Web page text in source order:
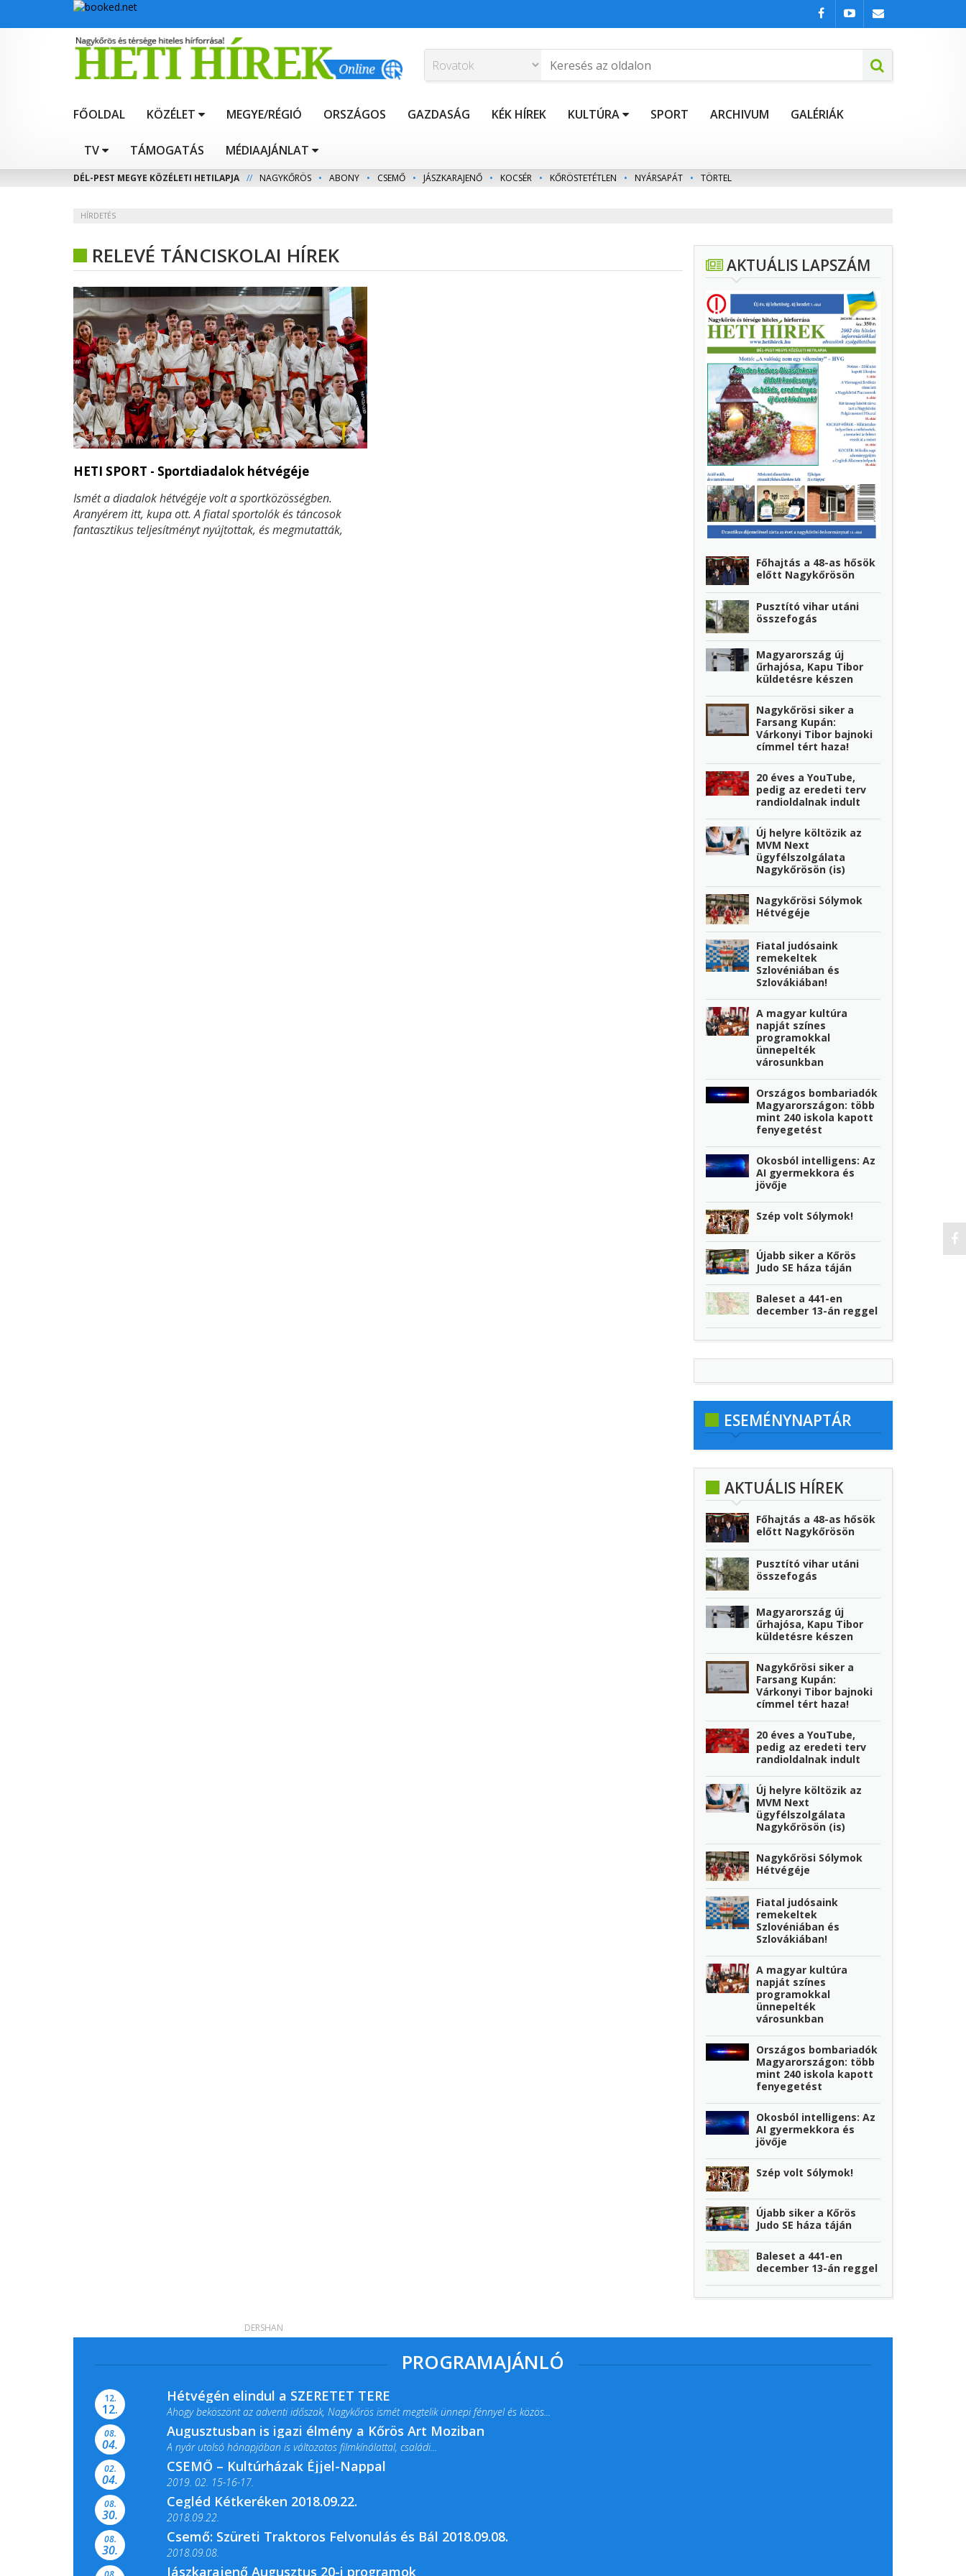
FŐOLDAL KÖZÉLET MEGYE/RÉGIÓ ORSZÁGOS GAZDASÁG KÉK HÍREK KULTÚRA SPORT ARCHIVUM GALÉRIÁK
TV TÁMOGATÁS MÉDIAAJÁNLAT
DÉL-PEST MEGYE KÖZÉLETI HETILAPJA // NAGYKŐRÖS • ABONY • CSEMŐ • JÁSZKARAJENŐ • KOCSÉR • KŐRÖSTETÉTLEN • NYÁRSAPÁT • TÖRTEL
HÍRDETÉS
RELEVÉ TÁNCISKOLAI HÍREK
HETI SPORT - Sportdiadalok hétvégéje
Ismét a diadalok hétvégéje volt a sportközösségben.
Aranyérem itt, kupa ott. A fiatal sportolók és táncosok
fantasztikus teljesítményt nyújtottak, és megmutatták,
AKTUÁLIS LAPSZÁM
Főhajtás a 48-as hősök
előtt Nagykőrösön
Pusztító vihar utáni
összefogás
Magyarország új
űrhajósa, Kapu Tibor
küldetésre készen
Nagykőrösi siker a
Farsang Kupán:
Várkonyi Tibor bajnoki
címmel tért haza!
20 éves a YouTube,
pedig az eredeti terv
randioldalnak indult
Új helyre költözik az
MVM Next
ügyfélszolgálata
Nagykőrösön (is)
Nagykőrösi Sólymok
Hétvégéje
Fiatal judósaink
remekeltek
Szlovéniában és
Szlovákiában!
A magyar kultúra
napját színes
programokkal
ünnepelték
városunkban
Országos bombariadók
Magyarországon: több
mint 240 iskola kapott
fenyegetést
Okosból intelligens: Az
AI gyermekkora és
jövője
Szép volt Sólymok!
Újabb siker a Kőrös
Judo SE háza táján
Baleset a 441-en
december 13-án reggel
ESEMÉNYNAPTÁR
AKTUÁLIS HÍREK
Főhajtás a 48-as hősök
előtt Nagykőrösön
Pusztító vihar utáni
összefogás
Magyarország új
űrhajósa, Kapu Tibor
küldetésre készen
Nagykőrösi siker a
Farsang Kupán:
Várkonyi Tibor bajnoki
címmel tért haza!
20 éves a YouTube,
pedig az eredeti terv
randioldalnak indult
Új helyre költözik az
MVM Next
ügyfélszolgálata
Nagykőrösön (is)
Nagykőrösi Sólymok
Hétvégéje
Fiatal judósaink
remekeltek
Szlovéniában és
Szlovákiában!
A magyar kultúra
napját színes
programokkal
ünnepelték
városunkban
Országos bombariadók
Magyarországon: több
mint 240 iskola kapott
fenyegetést
Okosból intelligens: Az
AI gyermekkora és
jövője
Szép volt Sólymok!
Újabb siker a Kőrös
Judo SE háza táján
Baleset a 441-en
december 13-án reggel
PROGRAMAJÁNLÓ
12.
12.
Hétvégén elindul a SZERETET TERE
Ahogy beköszönt az adventi időszak, Nagykőrös ismét megtelik ünnepi fénnyel és közös...
08.
04.
Augusztusban is igazi élmény a Kőrös Art Moziban
A nyár utolsó hónapjában is változatos filmkínálattal, családi...
02.
04.
CSEMŐ – Kultúrházak Éjjel-Nappal
2019. 02. 15-16-17.
Színes és tartalmas programokkal várja a Csemői Községi Könyvtár és...
08.
30.
Cegléd Kétkeréken 2018.09.22.
2018.09.22.
08.
30.
Csemő: Szüreti Traktoros Felvonulás és Bál 2018.09.08.
2018.09.08.
Jászkarajenő Augusztus 20-i programok
DERSHAN